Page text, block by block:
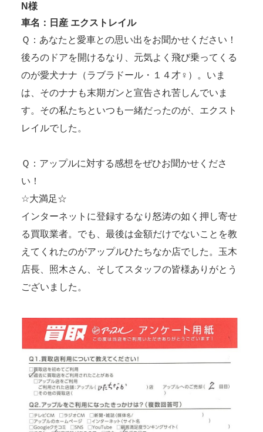
N様
車名：日産 エクストレイル
Ｑ：あなたと愛車との思い出をお聞かせください！
後ろのドアを開けるなり、元気よく飛び乗ってくる
のが愛犬ナナ（ラブラドール・１４才♀）。いま
は、そのナナも末期ガンと宣告され苦しんでいま
す。その私たちといつも一緒だったのが、エクスト
レイルでした。
Ｑ：アップルに対する感想をぜひお聞かせくださ
い！
☆大満足☆
インターネットに登録するなり怒涛の如く押し寄せ
る買取業者。でも、最後は金額だけでないことを教
えてくれたのがアップルひたちなか店でした。玉木
店長、照木さん、そしてスタッフの皆様ありがとう
ございました。